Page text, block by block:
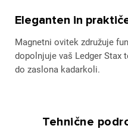
Eleganten in
Magnetni ovitek združuje
dopolnjuje vaš Ledger Stax
do zaslona kadarkoli.
Tehnične